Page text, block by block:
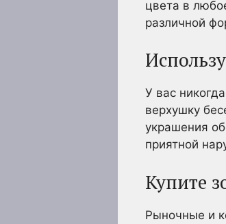
цвета в
различной
У вас
верхушку
украшения
приятной
Купите
Рыночные и